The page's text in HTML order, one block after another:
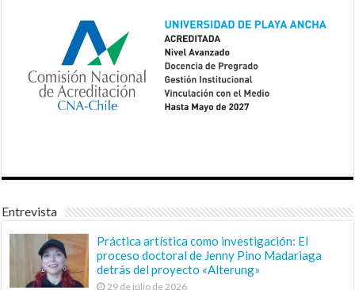
Entrevista
Práctica artística como investigación: El
proceso doctoral de Jenny Pino Madariaga
detrás del proyecto «Alterung»
29 de julio de 2026